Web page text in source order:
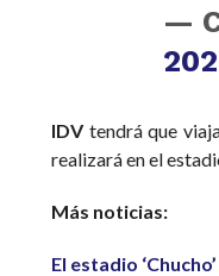
—
IDVtendrá que
realizará en el
Más noticias:
El estadio